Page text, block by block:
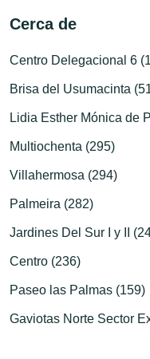
Cerca de
Centro Delegacional 6
Brisa del Usumacinta
Lidia Esther Mónica de
Multiochenta (295)
Villahermosa (294)
Palmeira (282)
Jardines Del Sur I y II
Centro (236)
Paseo las Palmas (159)
Gaviotas Norte Sector